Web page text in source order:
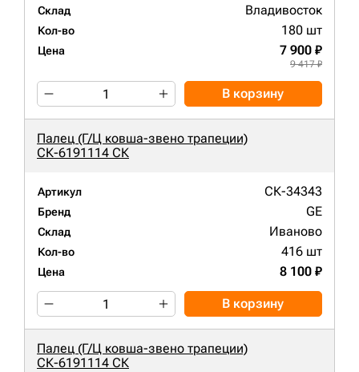
Склад Владивосток
Кол-во 180 шт
Цена 7 900 ₽
9 417 ₽
В корзину
Палец (Г/Ц ковша-звено трапеции)
СК-6191114 СК
Артикул СК-34343
Бренд GE
Склад Иваново
Кол-во 416 шт
Цена 8 100 ₽
В корзину
Палец (Г/Ц ковша-звено трапеции)
СК-6191114 СК